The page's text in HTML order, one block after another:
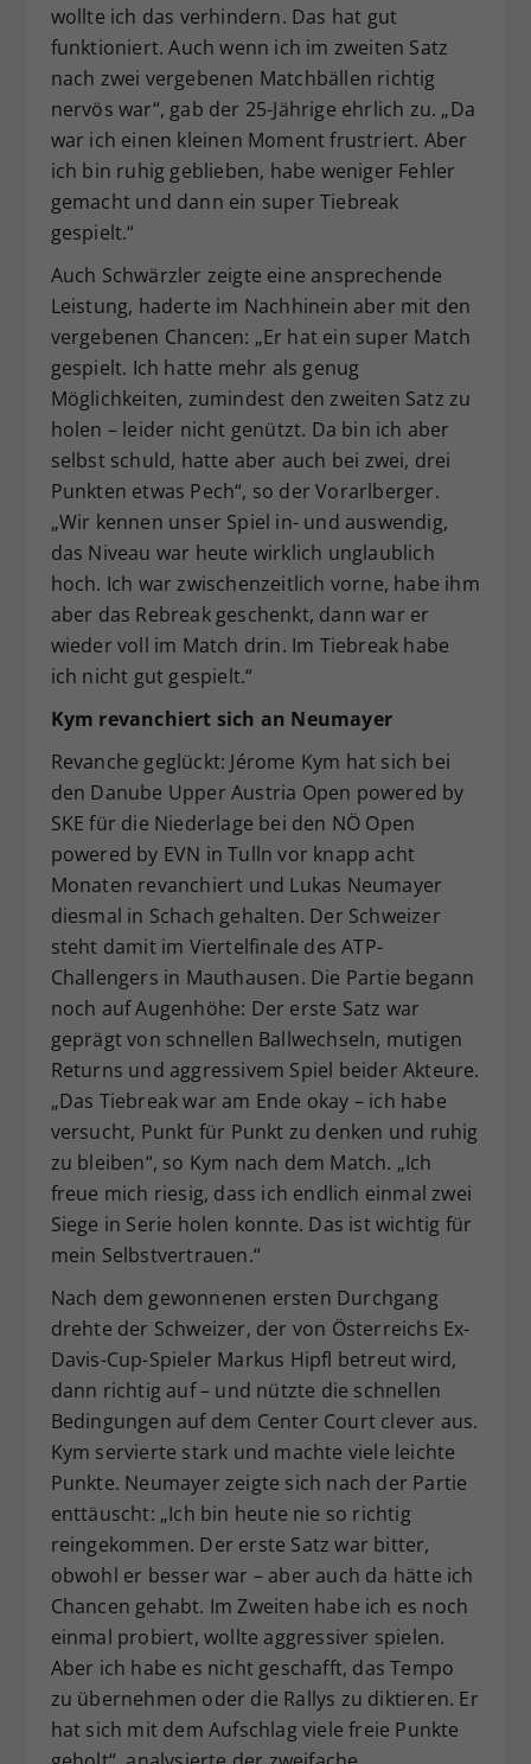
wollte ich das verhindern. Das hat gut
funktioniert. Auch wenn ich im zweiten Satz
nach zwei vergebenen Matchbällen richtig
nervös war“, gab der 25-Jährige ehrlich zu. „Da
war ich einen kleinen Moment frustriert. Aber
ich bin ruhig geblieben, habe weniger Fehler
gemacht und dann ein super Tiebreak
gespielt.“
Auch Schwärzler zeigte eine ansprechende
Leistung, haderte im Nachhinein aber mit den
vergebenen Chancen: „Er hat ein super Match
gespielt. Ich hatte mehr als genug
Möglichkeiten, zumindest den zweiten Satz zu
holen – leider nicht genützt. Da bin ich aber
selbst schuld, hatte aber auch bei zwei, drei
Punkten etwas Pech“, so der Vorarlberger.
„Wir kennen unser Spiel in- und auswendig,
das Niveau war heute wirklich unglaublich
hoch. Ich war zwischenzeitlich vorne, habe ihm
aber das Rebreak geschenkt, dann war er
wieder voll im Match drin. Im Tiebreak habe
ich nicht gut gespielt.“
Kym revanchiert sich an Neumayer
Revanche geglückt: Jérome Kym hat sich bei
den Danube Upper Austria Open powered by
SKE für die Niederlage bei den NÖ Open
powered by EVN in Tulln vor knapp acht
Monaten revanchiert und Lukas Neumayer
diesmal in Schach gehalten. Der Schweizer
steht damit im Viertelfinale des ATP-
Challengers in Mauthausen. Die Partie begann
noch auf Augenhöhe: Der erste Satz war
geprägt von schnellen Ballwechseln, mutigen
Returns und aggressivem Spiel beider Akteure.
„Das Tiebreak war am Ende okay – ich habe
versucht, Punkt für Punkt zu denken und ruhig
zu bleiben“, so Kym nach dem Match. „Ich
freue mich riesig, dass ich endlich einmal zwei
Siege in Serie holen konnte. Das ist wichtig für
mein Selbstvertrauen.“
Nach dem gewonnenen ersten Durchgang
drehte der Schweizer, der von Österreichs Ex-
Davis-Cup-Spieler Markus Hipfl betreut wird,
dann richtig auf – und nützte die schnellen
Bedingungen auf dem Center Court clever aus.
Kym servierte stark und machte viele leichte
Punkte. Neumayer zeigte sich nach der Partie
enttäuscht: „Ich bin heute nie so richtig
reingekommen. Der erste Satz war bitter,
obwohl er besser war – aber auch da hätte ich
Chancen gehabt. Im Zweiten habe ich es noch
einmal probiert, wollte aggressiver spielen.
Aber ich habe es nicht geschafft, das Tempo
zu übernehmen oder die Rallys zu diktieren. Er
hat sich mit dem Aufschlag viele freie Punkte